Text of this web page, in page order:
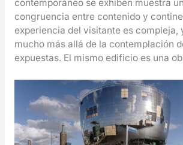
contemporáneo se exhiben muestra
congruencia entre contenido y
experiencia del visitante es compleja,
mucho más allá de la contemplación
expuestas. El mismo edificio es una